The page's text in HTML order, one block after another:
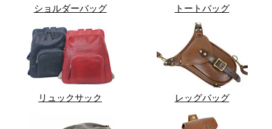
ショルダーバッグ トートバッグ
リュックサック レッグバッグ